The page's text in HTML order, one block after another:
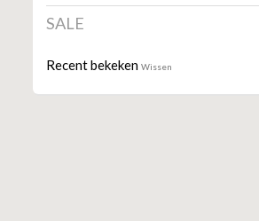
SALE
Recent bekeken Wissen